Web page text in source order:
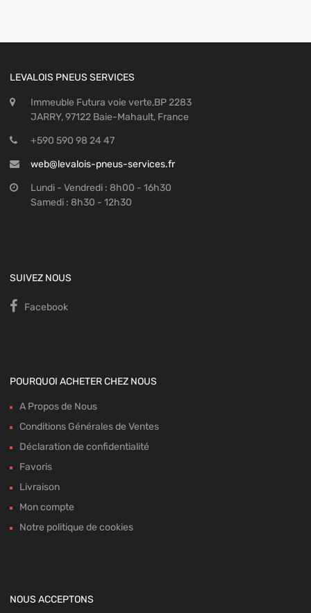
LEVALOIS PNEUS SERVICES
Immeuble Futura voie verte,BP 2283
JARRY, 97122 Baie-Mahault, France
+590 590 98 24 47
web@levalois-pneus-services.fr
Lundi - Vendredi : 8h00 - 16h30
Samedi : 8h30 - 12h30
SUIVEZ NOUS
Facebook
POURQUOI ACHETER CHEZ NOUS
A Propos de Nous
Conditions Générales de Ventes
Déclaration de confidentialité
Favoris
Livraison
Mon compte
Notre politique de cookies
NOUS ACCEPTONS